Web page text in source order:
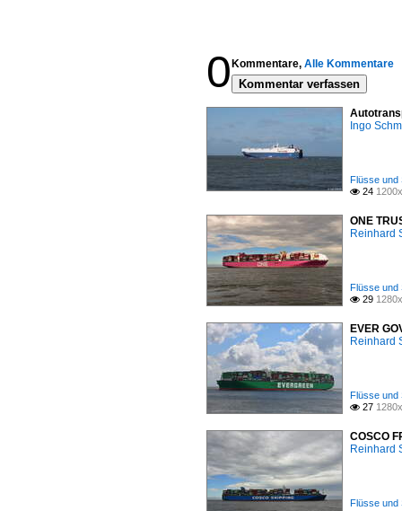
0 Kommentare, Alle Kommentare
Kommentar verfassen
Ingo
Flüsse und
 24
ONE
Reinhard
Flüsse und
 29
EVER
Reinhard
Flüsse und
 27
COSCO
Reinhard
Flüsse und